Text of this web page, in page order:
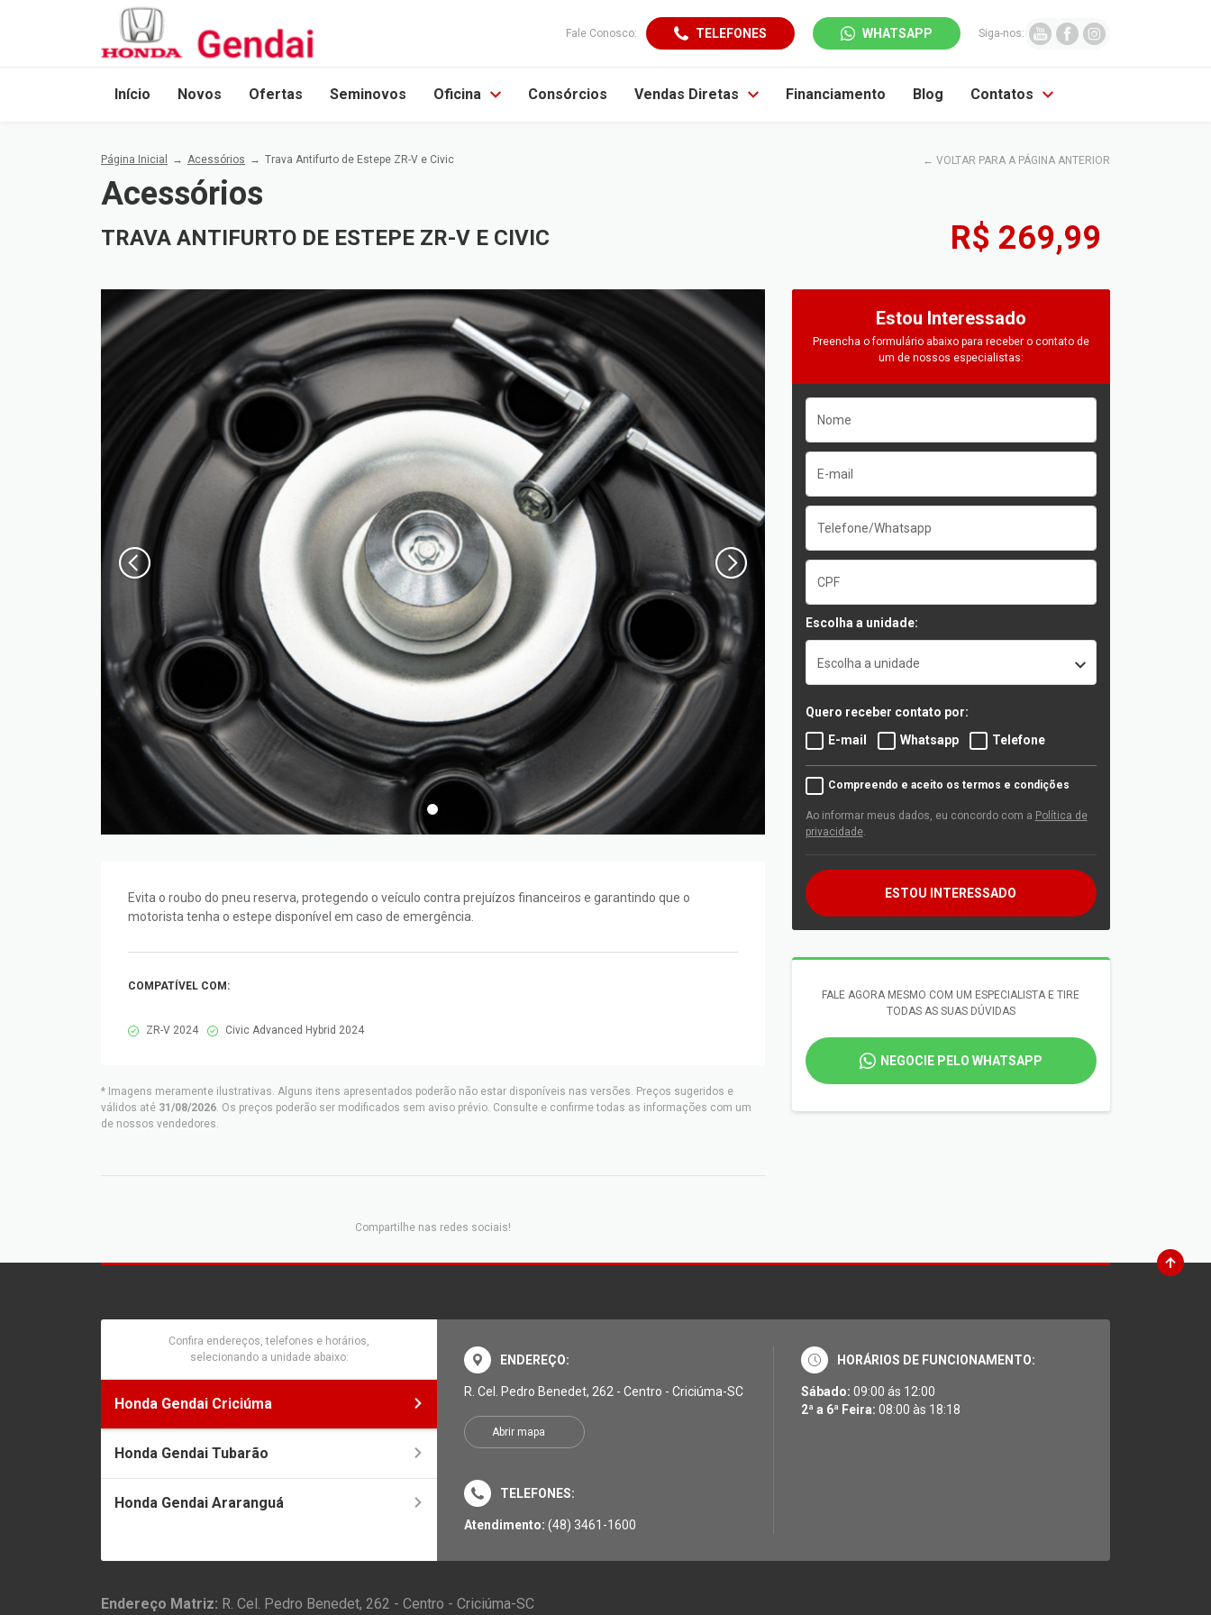
Fale Conosco: TELEFONES WHATSAPP Siga-nos:
Início Novos Ofertas Seminovos Oficina Consórcios Vendas Diretas Financiamento Blog Contatos
Página Inicial Acessórios Trava Antifurto de Estepe ZR-V e Civic ← VOLTAR PARA A PÁGINA ANTERIOR
Acessórios
TRAVA ANTIFURTO DE ESTEPE ZR-V E CIVIC R$ 269,99
Evita o roubo do pneu reserva, protegendo o veículo contra prejuízos financeiros e garantindo que o
motorista tenha o estepe disponível em caso de emergência.
COMPATÍVEL COM:
ZR-V 2024 Civic Advanced Hybrid 2024
* Imagens meramente ilustrativas. Alguns itens apresentados poderão não estar disponíveis nas versões. Preços sugeridos e
válidos até 31/08/2026. Os preços poderão ser modificados sem aviso prévio. Consulte e confirme todas as informações com um
de nossos vendedores.
Compartilhe nas redes sociais!
Estou Interessado
Preencha o formulário abaixo para receber o contato de
um de nossos especialistas:
Escolha a unidade:
Escolha a unidade
Quero receber contato por:
E-mail
Whatsapp Telefone
Compreendo e aceito os termos e condições
Ao informar meus dados, eu concordo com a Política de
privacidade.
ESTOU INTERESSADO
FALE AGORA MESMO COM UM ESPECIALISTA E TIRE
TODAS AS SUAS DÚVIDAS
NEGOCIE PELO WHATSAPP
Confira endereços, telefones e horários,
selecionando a unidade abaixo:
Honda Gendai Criciúma
Honda Gendai Tubarão
Honda Gendai Araranguá
ENDEREÇO:
R. Cel. Pedro Benedet, 262 - Centro - Criciúma-SC
Abrir mapa
TELEFONES:
Atendimento:(48) 3461-1600
HORÁRIOS DE FUNCIONAMENTO:
Sábado: 09:00 ás 12:00
2ª a 6ª Feira: 08:00 às 18:18
Endereço Matriz: R. Cel. Pedro Benedet, 262 - Centro - Criciúma-SC